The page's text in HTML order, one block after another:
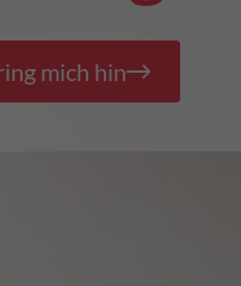
mich hin